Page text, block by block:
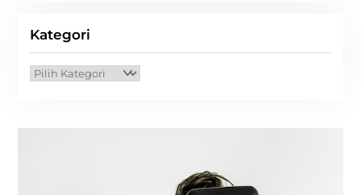
Kategori
Kategori